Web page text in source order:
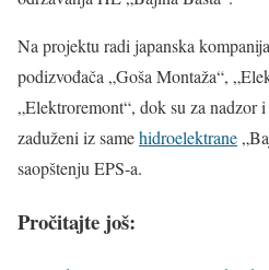
Na projektu radi japanska
podizvođača „Goša Montaža“,
„Elektroremont“, dok su za nadzor
zaduženi iz samehidroelektrane
saopštenju EPS-a.
Pročitajte još: